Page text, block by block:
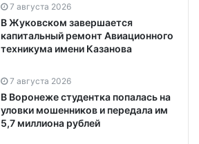
7 августа 2026
В Жуковском завершается
капитальный ремонт Авиационного
техникума имени Казанова
7 августа 2026
В Воронеже студентка попалась на
уловки мошенников и передала им
5,7 миллиона рублей